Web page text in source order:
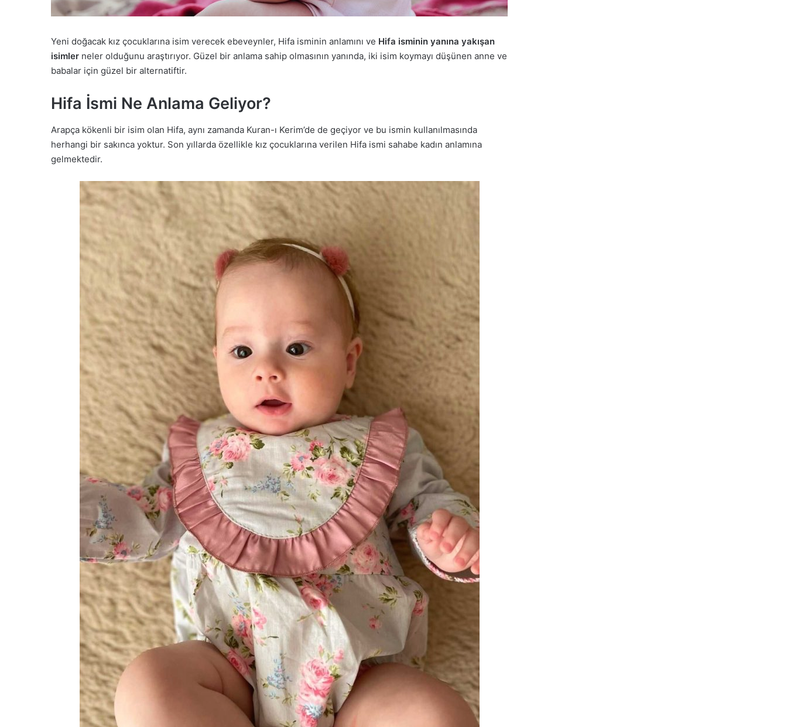
Yeni doğacak kız çocuklarına isim verecek ebeveynler, Hifa isminin anlamını ve Hifa isminin yanına yakışan
isimler neler olduğunu araştırıyor. Güzel bir anlama sahip olmasının yanında, iki isim koymayı düşünen anne ve
babalar için güzel bir alternatiftir.
Hifa İsmi Ne Anlama Geliyor?
Arapça kökenli bir isim olan Hifa, aynı zamanda Kuran-ı Kerim’de de geçiyor ve bu ismin kullanılmasında
herhangi bir sakınca yoktur. Son yıllarda özellikle kız çocuklarına verilen Hifa ismi sahabe kadın anlamına
gelmektedir.